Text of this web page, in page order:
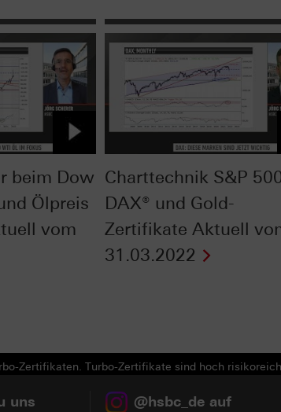
beim Dow
Ölpreis
vom
Charttechnik S&P
DAX® und Gold-
Zertifikate Aktuell
31.03.2022
Zertifikaten. Turbo-Zertifikate sind hoch
uns
@hsbc_de auf